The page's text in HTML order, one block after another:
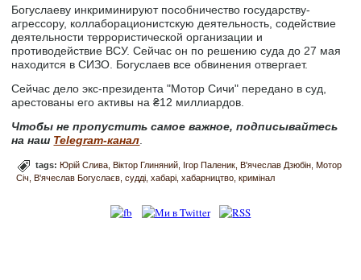
Богуслаеву инкриминируют пособничество государству-
агрессору, коллаборационистскую деятельность, содействие
деятельности террористической организации и
противодействие ВСУ. Сейчас он по решению суда до 27 мая
находится в СИЗО. Богуслаев все обвинения отвергает.
Сейчас дело экс-президента "Мотор Сичи" передано в суд,
арестованы его активы на ₴12 миллиардов.
Чтобы не пропустить самое важное, подписывайтесь
на наш Telegram-канал
tags:Юрій Слива Віктор Глиняний Ігор Паленик В'ячеслав Дзюбін Мотор
Січ
В'ячеслав Богуслаєв судді хабарі хабарництво кримінал